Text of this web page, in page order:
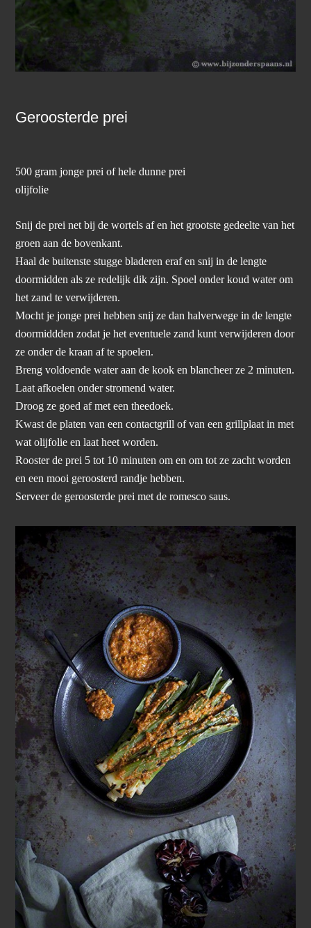
Geroosterde prei
500 gram jonge prei of hele dunne prei
olijfolie
Snij de prei net bij de wortels af en het grootste gedeelte van het
groen aan de bovenkant.
Haal de buitenste stugge bladeren eraf en snij in de lengte
doormidden als ze redelijk dik zijn. Spoel onder koud water om
het zand te verwijderen.
Mocht je jonge prei hebben snij ze dan halverwege in de lengte
doormiddden zodat je het eventuele zand kunt verwijderen door
ze onder de kraan af te spoelen.
Breng voldoende water aan de kook en blancheer ze 2 minuten.
Laat afkoelen onder stromend water.
Droog ze goed af met een theedoek.
Kwast de platen van een contactgrill of van een grillplaat in met
wat olijfolie en laat heet worden.
Rooster de prei 5 tot 10 minuten om en om tot ze zacht worden
en een mooi geroosterd randje hebben.
Serveer de geroosterde prei met de romesco saus.